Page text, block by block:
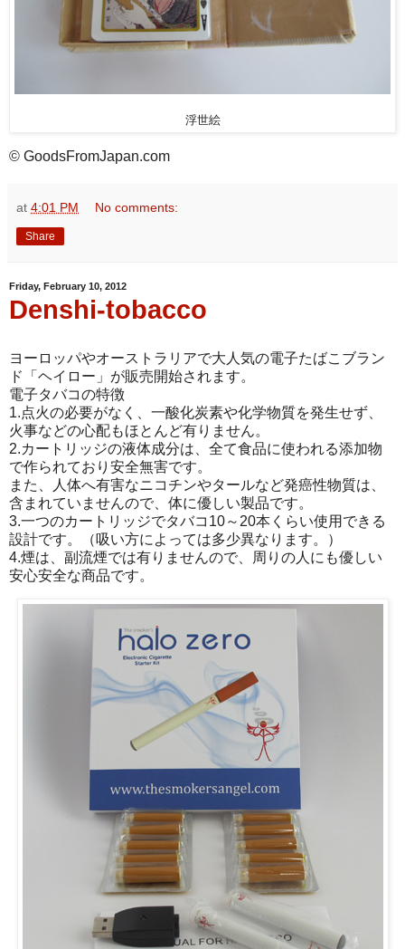
浮世絵
© GoodsFromJapan.com
at 4:01 PM No comments:
Share
Friday, February 10, 2012
Denshi-tobacco
ヨーロッパやオーストラリアで大人気の電子たばこブラン
ド「ヘイロー」が販売開始されます。
電子タバコの特徴
1.点火の必要がなく、一酸化炭素や化学物質を発生せず、
火事などの心配もほとんど有りません。
2.カートリッジの液体成分は、全て食品に使われる添加物
で作られており安全無害です。
また、人体へ有害なニコチンやタールなど発癌性物質は、
含まれていませんので、体に優しい製品です。
3.一つのカートリッジでタバコ10～20本くらい使用できる
設計です。（吸い方によっては多少異なります。）
4.煙は、副流煙では有りませんので、周りの人にも優しい
安心安全な商品です。